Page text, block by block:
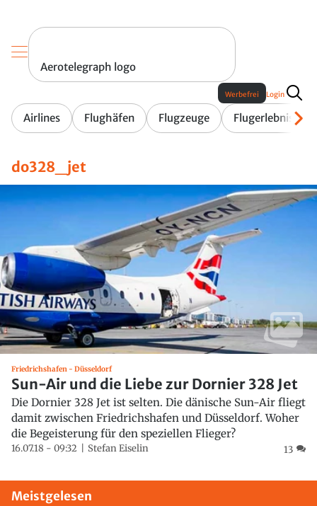
Aerotelegraph logo
Airlines Flughäfen Flugzeuge Flugerlebnis
Werbefrei Login
do328_jet
Friedrichshafen - Düsseldorf
Sun-Air und die Liebe zur Dornier 328 Jet
Die Dornier 328 Jet ist selten. Die dänische Sun-Air fliegt
damit zwischen Friedrichshafen und Düsseldorf. Woher
die Begeisterung für den speziellen Flieger?
16.07.18 - 09:32 Stefan Eiselin 13
Meistgelesen